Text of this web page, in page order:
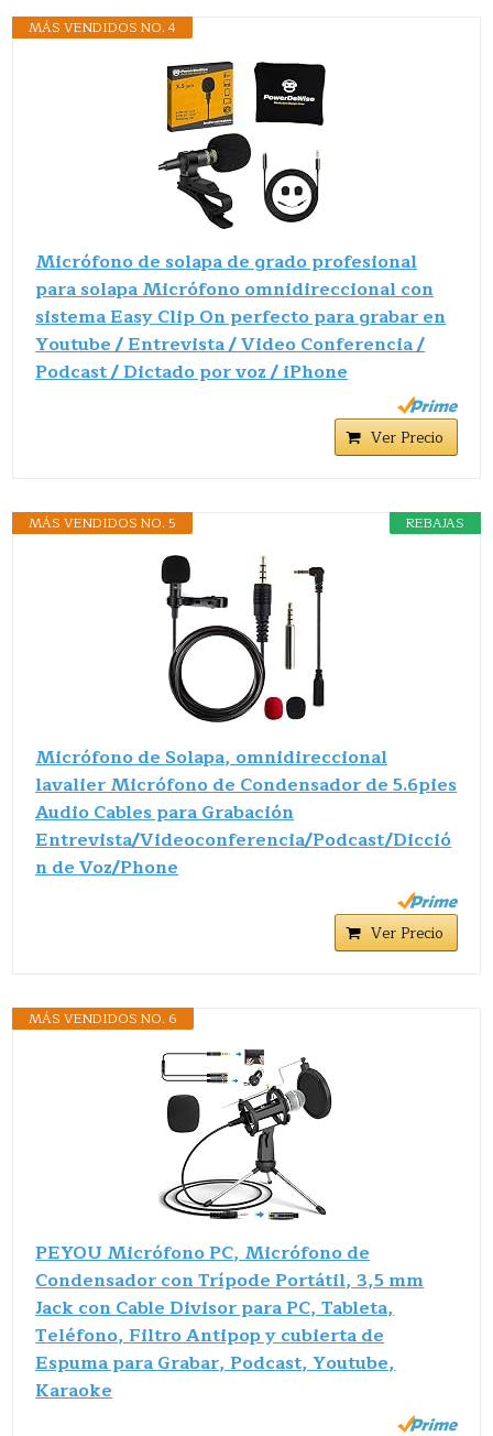
MÁS VENDIDOS NO. 4
Micrófono de solapa de grado profesional
para solapa Micrófono omnidireccional con
sistema Easy Clip On perfecto para grabar en
Youtube / Entrevista / Video Conferencia /
Podcast / Dictado por voz / iPhone
Ver Precio
REBAJAS
MÁS VENDIDOS NO. 5
Micrófono de Solapa, omnidireccional
lavalier Micrófono de Condensador de 5.6pies
Audio Cables para Grabación
Entrevista/Videoconferencia/Podcast/Dicció
n de Voz/Phone
Ver Precio
MÁS VENDIDOS NO. 6
PEYOU Micrófono PC, Micrófono de
Condensador con Trípode Portátil, 3,5 mm
Jack con Cable Divisor para PC, Tableta,
Teléfono, Filtro Antipop y cubierta de
Espuma para Grabar, Podcast, Youtube,
Karaoke